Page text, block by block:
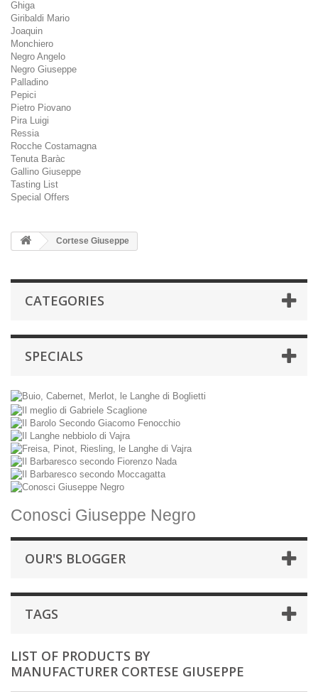
Ghiga
Giribaldi Mario
Joaquin
Monchiero
Negro Angelo
Negro Giuseppe
Palladino
Pepici
Pietro Piovano
Pira Luigi
Ressia
Rocche Costamagna
Tenuta Baràc
Gallino Giuseppe
Tasting List
Special Offers
Cortese Giuseppe
CATEGORIES
SPECIALS
Conosci Giuseppe Negro
OUR'S BLOGGER
TAGS
LIST OF PRODUCTS BY
MANUFACTURER CORTESE GIUSEPPE